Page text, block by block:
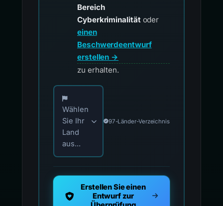
Bereich
Cyberkriminalitätoder
einen
Beschwerdeentwurf
erstellen →
zu erhalten.
Wählen Sie Ihr Land für offizielle
Wählen
Sie Ihr
Land
aus...
97-Länder-Verzeichnis
Erstellen Sie einen
Entwurf zur